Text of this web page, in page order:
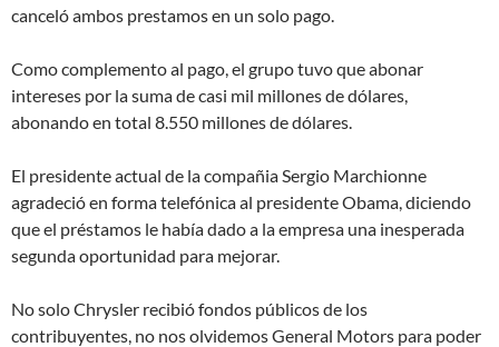
canceló ambos prestamos en un solo pago.
Como complemento al pago, el grupo tuvo que abonar
intereses por la suma de casi mil millones de dólares,
abonando en total 8.550 millones de dólares.
El presidente actual de la compañia Sergio Marchionne
agradeció en forma telefónica al presidente Obama, diciendo
que el préstamos le había dado a la empresa una inesperada
segunda oportunidad para mejorar.
No solo Chrysler recibió fondos públicos de los
contribuyentes, no nos olvidemos General Motors para poder